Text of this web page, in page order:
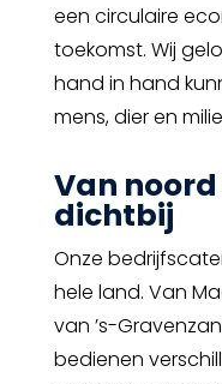
een circulaire
toekomst. Wij
hand in hand
mens, dier en
Van
dichtbij
Onze
hele land. Van
van ’s-
bedienen